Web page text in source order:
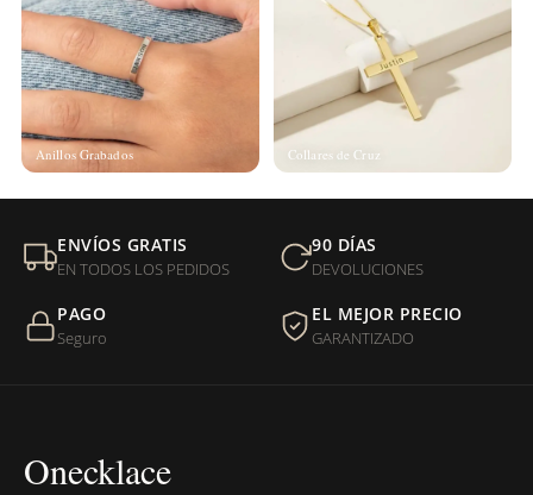
Anillos Grabados Collares de Cruz
ENVÍOS GRATIS
EN TODOS LOS PEDIDOS
90 DÍAS
DEVOLUCIONES
PAGO
Seguro
EL MEJOR PRECIO
GARANTIZADO
Onecklace